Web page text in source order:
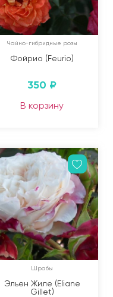
Чайно-гибридные розы
Фойрио (Feurio)
350 ₽
В корзину
Шрабы
Эльен Жиле (Eliane
Gillet)